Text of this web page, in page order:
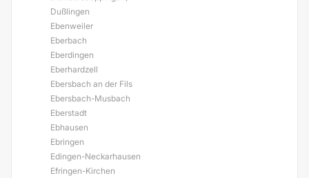
Dußlingen
Ebenweiler
Eberbach
Eberdingen
Eberhardzell
Ebersbach an der Fils
Ebersbach-Musbach
Eberstadt
Ebhausen
Ebringen
Edingen-Neckarhausen
Efringen-Kirchen